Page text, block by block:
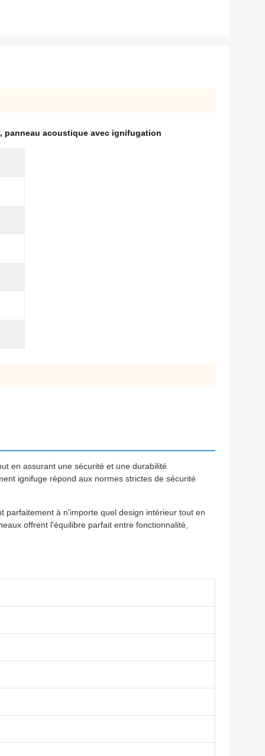
, panneau acoustique avec ignifugation
en assurant une sécurité et une durabilité
ignifuge répond aux normes strictes de sécurité
parfaitement à n'importe quel design intérieur tout en
offrent l'équilibre parfait entre fonctionnalité,